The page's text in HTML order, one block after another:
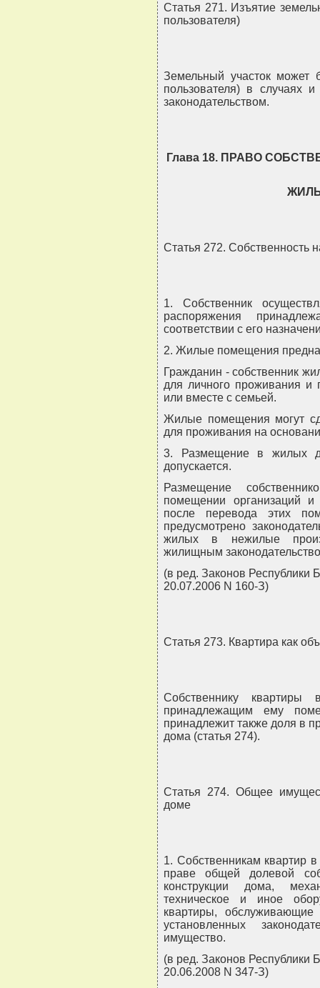
Статья 271. Изъятие
пользователя)
Земельный участок может
пользователя) в случаях
законодательством.
Глава 18. ПРАВО
Статья 272. Собственность
1. Собственник
распоряжения
соответствии с его
2. Жилые помещения
Гражданин - собственник
для личного проживания и
или вместе с семьей.
Жилые помещения могут
для проживания на
3. Размещение в жилых
допускается.
Размещение
помещении организаций и
после перевода этих
предусмотрено
жилых в нежилые
жилищным
(в ред. Законов Республики
20.07.2006 N 160-З)
Статья 273. Квартира как
Собственнику
принадлежащим ему
принадлежит также доля в
дома (статья 274).
Статья 274. Общее
доме
1. Собственникам квартир
праве общей долевой
конструкции дома,
техническое и иное
квартиры,
установленных
имущество.
(в ред. Законов Республики
20.06.2008 N 347-З)